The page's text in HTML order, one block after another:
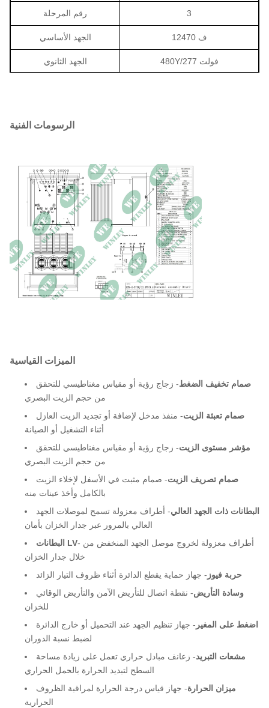
رقم المرحلة 3
الجهد الأساسي 12470 ف
الجهد الثانوي 480Y/277 فولت
مجموعة المتجهات
ارتفاع درجة الحرارة
خسارة خارج التحميل 3700 واط
الخسارة أثناء الحمل (85
درجة مئوية)
مقاومة 5.75~6.75%
مادة اللف الألومنيوم
البعد
الوزن الإجمالي 15540 رطل
الرسومات الفنية
الميزات القياسية
صمام تخفيف الضغط- زجاج رؤية أو مقياس مغناطيسي للتحقق
من حجم الزيت البصري
صمام تعبئة الزيت- منفذ مدخل لإضافة أو تجديد الزيت العازل
أثناء التشغيل أو الصيانة
مؤشر مستوى الزيت- زجاج رؤية أو مقياس مغناطيسي للتحقق
من حجم الزيت البصري
صمام تصريف الزيت- صمام مثبت في الأسفل لإخلاء الزيت
بالكامل وأخذ عينات منه
البطانات ذات الجهد العالي- أطراف معزولة تسمح لموصلات الجهد
العالي بالمرور عبر جدار الخزان بأمان
البطانات LV- أطراف معزولة لخروج موصل الجهد المنخفض من
خلال جدار الخزان
حربة فيوز - جهاز حماية يقطع الدائرة أثناء ظروف التيار الزائد
وسادة التأريض- نقطة اتصال للتأريض الآمن والتأريض الوقائي
للخزان
اضغط على المغير - جهاز تنظيم الجهد عند التحميل أو خارج الدائرة
لضبط نسبة الدوران
مشعات التبريد- زعانف مبادل حراري تعمل على زيادة مساحة
السطح لتبديد الحرارة بالحمل الحراري
ميزان الحرارة- جهاز قياس درجة الحرارة لمراقبة الظروف
الحرارية